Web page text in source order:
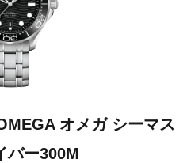
オメガ シーマス
バー300M